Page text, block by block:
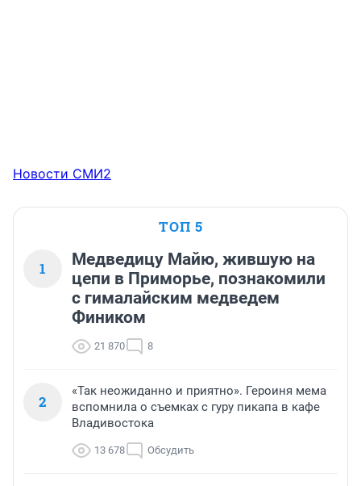
Новости СМИ2
ТОП 5
1
Медведицу Майю, жившую на
цепи в Приморье, познакомили
с гималайским медведем
Фиником
21 870 8
2
«Так неожиданно и приятно». Героиня мема
вспомнила о съемках с гуру пикапа в кафе
Владивостока
13 678 Обсудить